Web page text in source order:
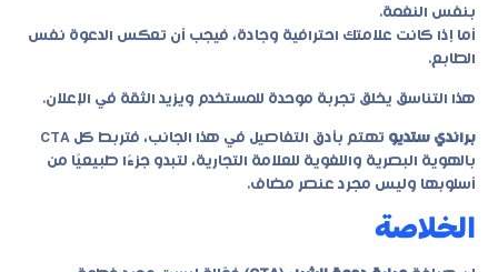
بنفس النغمة.
أما إذا كانت علامتك احترافية وجادة، فيجب أن تعكس الدعوة نفس
الطابع.
هذا التناسق يخلق تجربة موحدة للمستخدم ويزيد الثقة في الإعلان.
براندي ستديو
تهتم بأدق التفاصيل في هذا الجانب، فتربط كل CTA
بالهوية البصرية واللغوية للعلامة التجارية، لتبدو جزءًا طبيعيًا من
أسلوبها وليس مجرد عنصر مضاف.
الخلاصة